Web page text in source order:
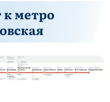
метро